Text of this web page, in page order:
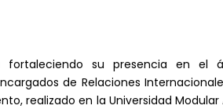
fortaleciendo su presencia en el
de Relaciones
realizado en la Universidad